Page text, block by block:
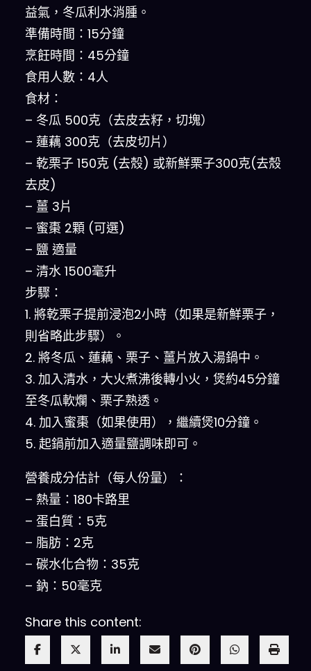
益氣，冬瓜利水消腫。
準備時間：15分鐘
烹飪時間：45分鐘
食用人數：4人
食材：
– 冬瓜 500克（去皮去籽，切塊）
– 蓮藕 300克（去皮切片）
– 乾栗子 150克 (去殼) 或新鮮栗子300克(去殼
去皮)
– 薑 3片
– 蜜棗 2顆 (可選)
– 鹽 適量
– 清水 1500毫升
步驟：
1. 將乾栗子提前浸泡2小時（如果是新鮮栗子，
則省略此步驟）。
2. 將冬瓜、蓮藕、栗子、薑片放入湯鍋中。
3. 加入清水，大火煮沸後轉小火，煲約45分鐘
至冬瓜軟爛、栗子熟透。
4. 加入蜜棗（如果使用），繼續煲10分鐘。
5. 起鍋前加入適量鹽調味即可。
營養成分估計（每人份量）：
– 熱量：180卡路里
– 蛋白質：5克
– 脂肪：2克
– 碳水化合物：35克
– 鈉：50毫克
Share this content: